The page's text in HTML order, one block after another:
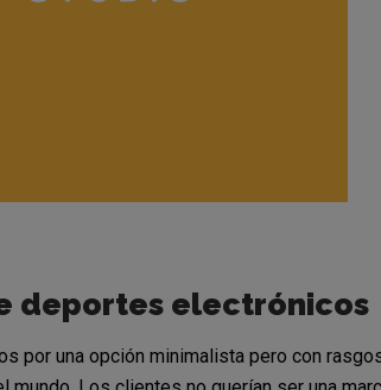
deportes electrónicos
por una opción minimalista pero con